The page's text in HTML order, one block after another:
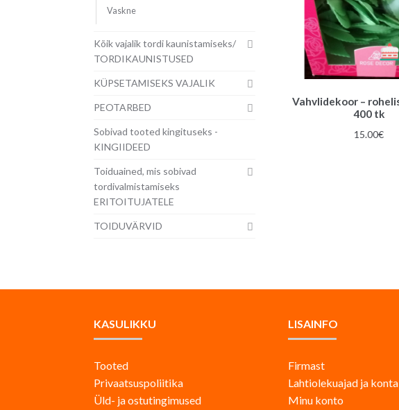
Vahvlidekoor –
400 tk
15.00€
Vaskne
Kõik vajalik tordi kaunistamiseks/
TORDIKAUNISTUSED
KÜPSETAMISEKS VAJALIK
PEOTARBED
Sobivad tooted kingituseks -
KINGIIDEED
Toiduained, mis sobivad
tordivalmistamiseks
ERITOITUJATELE
TOIDUVÄRVID
KASULIKKU
Tooted
Privaatsuspoliitika
Üld- ja ostutingimused
LISAINFO
Firmast
Lahtiolekuajad ja
Minu konto